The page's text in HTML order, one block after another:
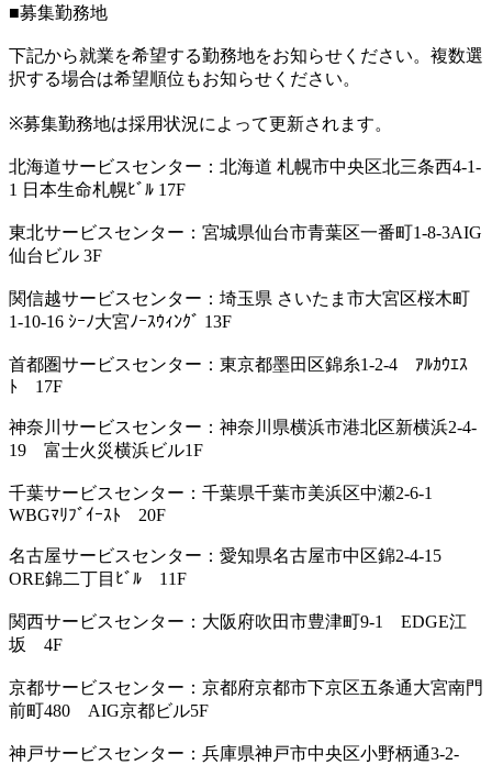
■募集勤務地
下記から就業を希望する勤務地をお知らせください。複数選
択する場合は希望順位もお知らせください。
※募集勤務地は採用状況によって更新されます。
北海道サービスセンター：北海道 札幌市中央区北三条西4-1-
1 日本生命札幌ﾋﾞﾙ 17F
東北サービスセンター：宮城県仙台市青葉区一番町1-8-3AIG
仙台ビル 3F
関信越サービスセンター：埼玉県 さいたま市大宮区桜木町
1-10-16 ｼｰﾉ大宮ﾉｰｽｳｨﾝｸﾞ 13F
首都圏サービスセンター：東京都墨田区錦糸1-2-4 ｱﾙｶｳｴｽ
ﾄ 17F
神奈川サービスセンター：神奈川県横浜市港北区新横浜2-4-
19 富士火災横浜ビル1F
千葉サービスセンター：千葉県千葉市美浜区中瀬2-6-1
WBGﾏﾘﾌﾞｲｰｽﾄ 20F
名古屋サービスセンター：愛知県名古屋市中区錦2-4-15
ORE錦二丁目ﾋﾞﾙ 11F
関西サービスセンター：大阪府吹田市豊津町9-1 EDGE江
坂 4F
京都サービスセンター：京都府京都市下京区五条通大宮南門
前町480 AIG京都ビル5F
神戸サービスセンター：兵庫県神戸市中央区小野柄通3-2-